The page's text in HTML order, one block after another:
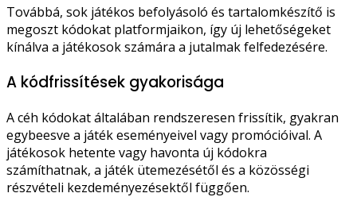
Továbbá, sok játékos befolyásoló és tartalomkészítő is
megoszt kódokat platformjaikon, így új lehetőségeket
kínálva a játékosok számára a jutalmak felfedezésére.
A kódfrissítések gyakorisága
A céh kódokat általában rendszeresen frissítik, gyakran
egybeesve a játék eseményeivel vagy promócióival. A
játékosok hetente vagy havonta új kódokra
számíthatnak, a játék ütemezésétől és a közösségi
részvételi kezdeményezésektől függően.